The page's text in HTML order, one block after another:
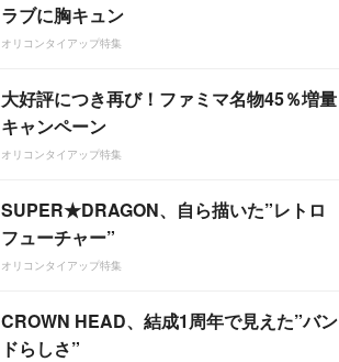
ラブに胸キュン
オリコンタイアップ特集
大好評につき再び！ファミマ名物45％増量
キャンペーン
オリコンタイアップ特集
SUPER★DRAGON、自ら描いた”レトロ
フューチャー”
オリコンタイアップ特集
CROWN HEAD、結成1周年で見えた”バン
ドらしさ”